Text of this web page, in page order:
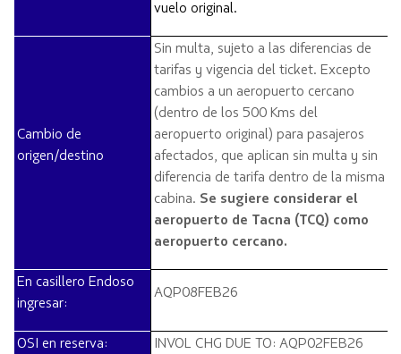
vuelo original.
Cambio de
origen/destino
Sin multa, sujeto a las diferencias de
tarifas y vigencia del ticket. Excepto
cambios a un aeropuerto cercano
(dentro de los 500 Kms del
aeropuerto original) para pasajeros
afectados, que aplican sin multa y sin
diferencia de tarifa dentro de la misma
cabina. Se sugiere considerar el
aeropuerto de Tacna (TCQ) como
aeropuerto cercano.
En casillero Endoso
ingresar:
AQP08FEB26
OSI en reserva: INVOL CHG DUE TO: AQP02FEB26